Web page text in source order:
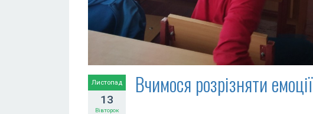
Листопад
13
Вівторок
Вчимося розрізняти емоції